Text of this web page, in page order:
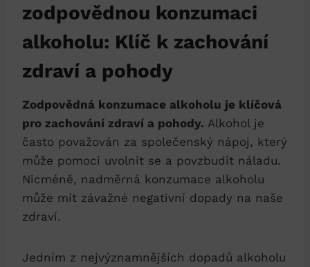
zodpovědnou konzumaci
alkoholu: Klíč k zachování
zdraví a pohody
Zodpovědná konzumace alkoholu je klíčová
pro zachování zdraví a pohody. Alkohol je
často považován za společenský nápoj, který
může pomoci uvolnit se a povzbudit náladu.
Nicméně, nadměrná konzumace alkoholu
může mít závažné negativní dopady na naše
zdraví.
Jedním z nejvýznamnějších dopadů alkoholu